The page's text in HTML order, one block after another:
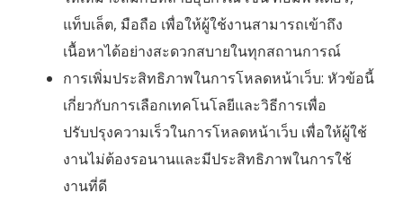
แท็บเล็ต, มือถือ เพื่อให้ผู้ใช้งานสามารถเข้าถึง
เนื้อหาได้อย่างสะดวกสบายในทุกสถานการณ์
การเพิ่มประสิทธิภาพในการโหลดหน้าเว็บ: หัวข้อนี้
เกี่ยวกับการเลือกเทคโนโลยีและวิธีการเพื่อ
ปรับปรุงความเร็วในการโหลดหน้าเว็บ เพื่อให้ผู้ใช้
งานไม่ต้องรอนานและมีประสิทธิภาพในการใช้
งานที่ดี